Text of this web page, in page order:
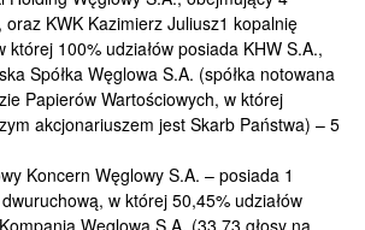
oraz KWK Kazimierz Juliusz1 kopalnię
której 100% udziałów posiada KHW S.A.,
Spółka Węglowa S.A. (spółka notowana
Papierów Wartościowych, w której
akcjonariuszem jest Skarb Państwa) – 5
Koncern Węglowy S.A. – posiada 1
w której 50,45% udziałów
Węglowa S.A. (33,73 głosy na